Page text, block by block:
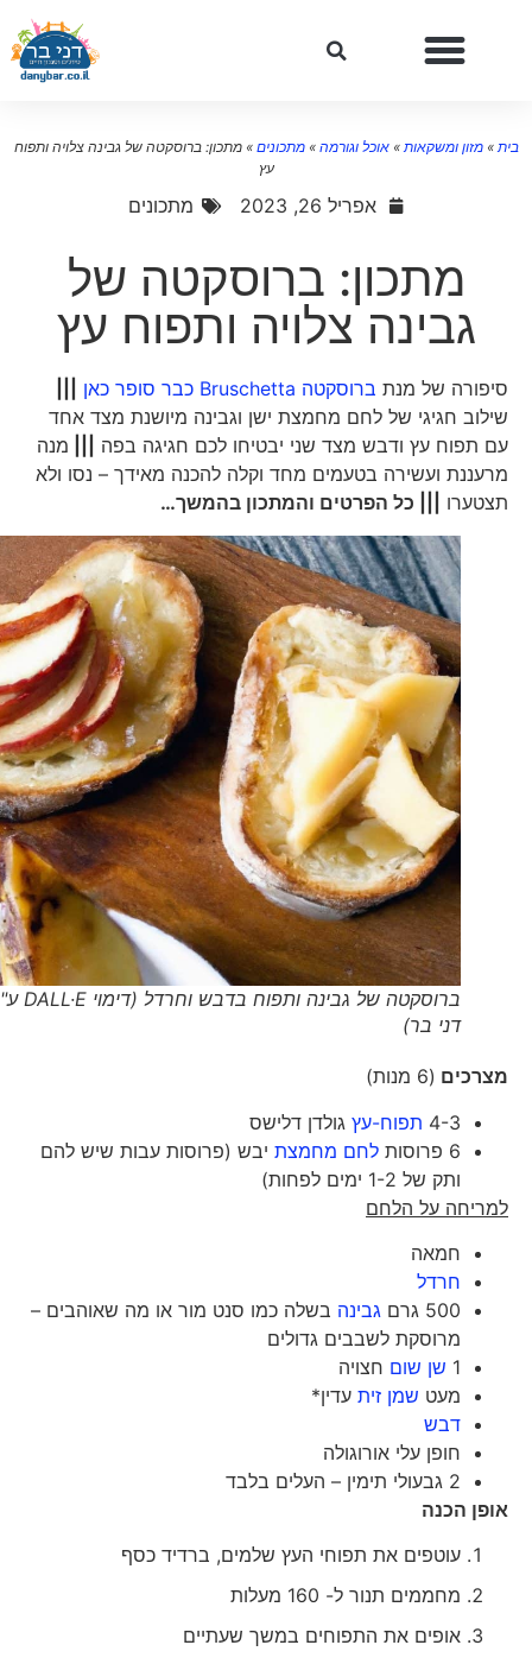
»מזון ומשקאות»אוכל וגורמה»מתכונים»מתכון: ברוסקטה של גבינה צלויה ותפוח
אפריל 26, 2023 מתכונים
מתכון: ברוסקטה של
גבינה צלויה ותפוח עץ
סיפורה של מנתברוסקטה Bruschetta כבר סופר כאן
|||
שילוב חגיגי של לחם מחמצת ישן וגבינה מיושנת מצד אחד
עם תפוח עץ ודבש מצד שני יבטיחו לכם חגיגה בפה|||
מנה
מרעננת ועשירה בטעמים מחד וקלה להכנה מאידך – נסו ולא
תצטערו||| כל הפרטים והמתכון בהמשך…
ברוסקטה של גבינה ותפוח בדבש וחרדל (דימוי DALL·E ע"י
דני בר)
מצרכים(6 מנות)
4-3 תפוח-עץגולדן דלישס
6 פרוסות
לחם מחמצתיבש (פרוסות עבות שיש להם
ותק של 1-2 ימים לפחות)
למריחה על הלחם
חמאה
חרדל
500 גרם
גבינהבשלה כמו סנט מור או מה שאוהבים –
מרוסקת לשבבים גדולים
1
שן שוםחצויה
מעטשמן זית עדין*
דבש
חופן עלי אורוגולה
2 גבעולי תימין – העלים בלבד
אופן הכנה
עוטפים את תפוחי העץ שלמים, ברדיד כסף
מחממים תנור ל- 160 מעלות
אופים את התפוחים במשך שעתיים